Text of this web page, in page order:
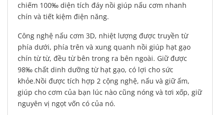
chiếm 100‰ diện tích đáy nồi giúp nấu cơm nhanh
chín và tiết kiệm điện năng.
Công nghệ nấu cơm 3D, nhiệt lượng được truyền từ
phía dưới, phía trên và xung quanh nồi giúp hạt gạo
chín từ từ, đều từ bên trong ra bên ngoài. Giữ được
98‰ chất dinh dưỡng từ hạt gạo, có lợi cho sức
khỏe.Nồi được tích hợp 2 cộng nghệ, nấu và giữ ấm,
giúp cho cơm của bạn lúc nào cũng nóng và tơi xốp, giữ
nguyên vị ngọt vốn có của nó.